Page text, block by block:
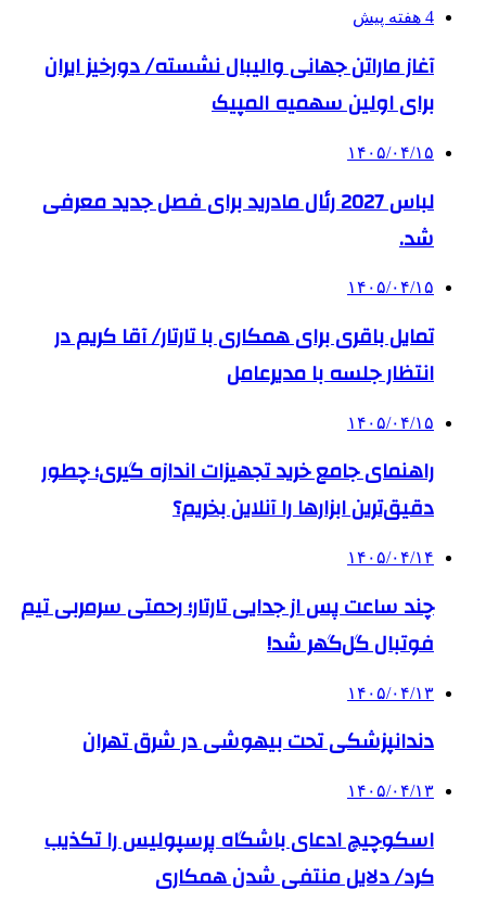
4 هفته پیش
آغاز ماراتن جهانی والیبال نشسته/ دورخیز ایران
برای اولین سهمیه المپیک
۱۴۰۵/۰۴/۱۵
لباس 2027 رئال مادرید برای فصل جدید معرفی
شد.
۱۴۰۵/۰۴/۱۵
تمایل باقری برای همکاری با تارتار/ آقا کریم در
انتظار جلسه با مدیرعامل
۱۴۰۵/۰۴/۱۵
راهنمای جامع خرید تجهیزات اندازه گیری؛ چطور
دقیق‌ترین ابزارها را آنلاین بخریم؟
۱۴۰۵/۰۴/۱۴
چند ساعت پس از جدایی تارتار؛ رحمتی سرمربی تیم
فوتبال گل‌گهر شد!
۱۴۰۵/۰۴/۱۳
دندانپزشکی تحت بیهوشی در شرق تهران
۱۴۰۵/۰۴/۱۳
اسکوچیچ ادعای باشگاه پرسپولیس را تکذیب
کرد/ دلایل منتفی شدن همکاری